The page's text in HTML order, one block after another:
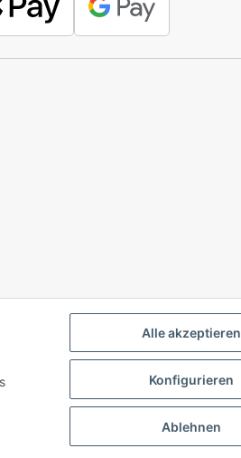
Alle akzeptieren
Konfigurieren
Ablehnen